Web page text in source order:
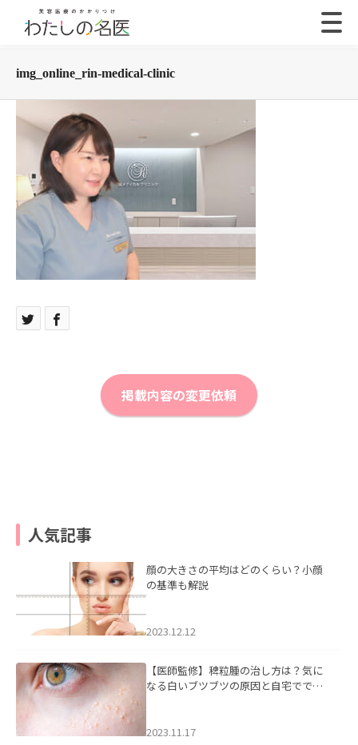
img_online_rin-medical-clinic
掲載内容の変更依頼
人気記事
顔の大きさの平均はどのくらい？小顔
の基準も解説
2023.12.12
【医師監修】稗粒腫の治し方は？気に
なる白いブツブツの原因と自宅ででき
2023.11.17